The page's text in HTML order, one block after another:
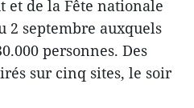
et de la Fête nationale
2 septembre auxquels
personnes. Des
sur cinq sites, le soir